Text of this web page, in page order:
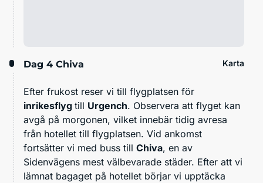
Dag 4 Chiva Karta
Efter frukost reser vi till flygplatsen för
inrikesflyg till Urgench. Observera att flyget kan
avgå på morgonen, vilket innebär tidig avresa
från hotellet till flygplatsen. Vid ankomst
fortsätter vi med buss till Chiva, en av
Sidenvägens mest välbevarade städer. Efter att vi
lämnat bagaget på hotellet börjar vi upptäcka